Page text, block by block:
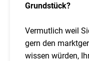
Grundstück?
Vermutlich weil
gern den
wissen würden,